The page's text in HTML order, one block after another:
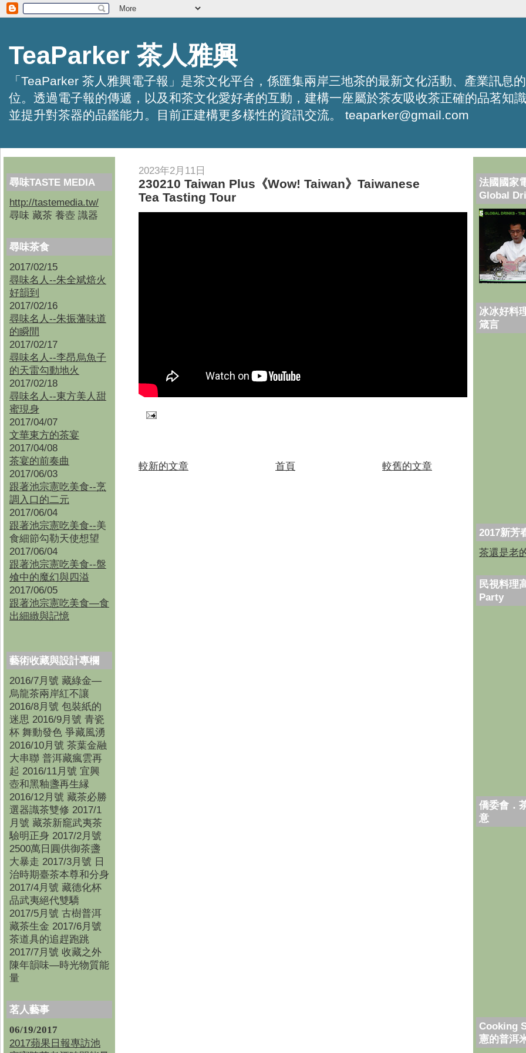
TeaParker 茶人雅興
「TeaParker 茶人雅興電子報」是茶文化平台，係匯集兩岸三地茶的最新文化活動、產業訊息
位。透過電子報的傳遞，以及和茶文化愛好者的互動，建構一座屬於茶友吸收茶正確的品茗知
並提升對茶器的品鑑能力。目前正建構更多樣性的資訊交流。 teaparker@gmail.com
尋味TASTE MEDIA
http://tastemedia.tw/
尋味 藏茶 養壺 識器
尋味茶食
2017/02/15
尋味名人--朱全斌焙火
好韻到
2017/02/16
尋味名人--朱振藩味道
的瞬間
2017/02/17
尋味名人--李昂烏魚子
的天雷勾動地火
2017/02/18
尋味名人--東方美人甜
蜜現身
2017/04/07
文華東方的茶宴
2017/04/08
茶宴的前奏曲
2017/06/03
跟著池宗憲吃美食--烹
調入口的二元
2017/06/04
跟著池宗憲吃美食--美
食細節勾勒天使想望
2017/06/04
跟著池宗憲吃美食--盤
飧中的魔幻與四溢
2017/06/05
跟著池宗憲吃美食—食
出細緻與記憶
藝術收藏與設計專欄
2016/7月號 藏綠金—
烏龍茶兩岸紅不讓
2016/8月號 包裝紙的
迷思 2016/9月號 青瓷
杯 舞動發色 爭藏風湧
2016/10月號 茶葉金融
大串聯 普洱藏瘋雲再
起 2016/11月號 宜興
壺和黑釉盞再生縁
2016/12月號 藏茶必勝
選器識茶雙修 2017/1
月號 藏茶新竉武夷茶
驗明正身 2017/2月號
2500萬日圓供御茶盞
大暴走 2017/3月號 日
治時期臺茶本尊和分身
2017/4月號 藏德化杯
品武夷絕代雙驕
2017/5月號 古樹普洱
藏茶生金 2017/6月號
茶道具的追趕跑跳
2017/7月號 收藏之外
陳年韻味—時光物質能
量
茗人藝事
06/19/2017
2017蘋果日報專訪池
2023年2月11日
230210 Taiwan Plus《Wow! Taiwan》Taiwanese
Tea Tasting Tour
較新的文章 較舊的文章
首頁
法國國家
Global
冰冰好料
箴言
2017新芳
茶還是老
民視料理
Party
僑委會．
意
Cooking
憲的普洱